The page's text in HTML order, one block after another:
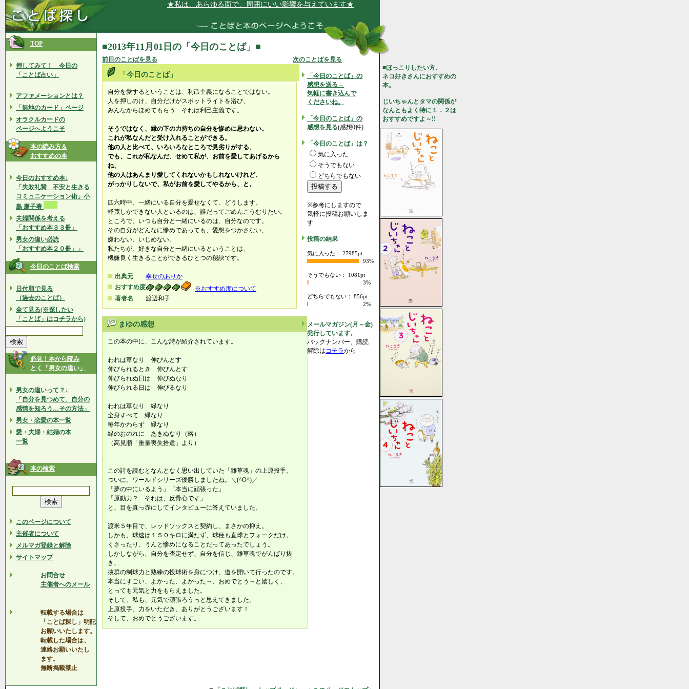
★私は、あらゆる面で、周囲にいい影響を与えています★
TOP
押してみて！ 今日の
「ことば占い」
アファメーションとは？
「無地のカード」ページ
オラクルカードの
ページへようこそ
本の読み方＆
おすすめの本
今日のおすすめ本↓
「失敗礼賛 不安と生きる
コミュニケーション術」小
島 慶子著
夫婦関係を考える
「おすすめ本３３冊」
男女の違い必読
「おすすめ本２０冊」」
今日のことば検索
日付順で見る
（過去のことば）
全て見る(※探したい
「ことば」はコチラから)
必見！本から読み
とく「男女の違い」
男女の違いって？↓
「自分を見つめて、自分の
感情を知ろう…その方法」
男女・恋愛の本一覧
愛・夫婦・結婚の本
一覧
本の検索
このページについて
主催者について
メルマガ登録と解除
サイトマップ
お問合せ
主催者へのメール
転載する場合は
「ことば探し」明記
お願いいたします。
転載した場合は、
連絡お願いいたし
ます。
無断掲載禁止
■2013年11月01日の「今日のことば」■
前日のことばを見る 次のことばを見る
「今日のことば」
自分を愛するということは、利己主義になることではない。
人を押しのけ、自分だけがスポットライトを浴び、
みんなからほめてもらう…それは利己主義です。
そうではなく、縁の下の力持ちの自分を惨めに思わない。
これが私なんだと受け入れることができる。
他の人と比べて、いろいろなところで見劣りがする、
でも、これが私なんだ、せめて私が、お前を愛してあげるから
ね、
他の人はあんまり愛してくれないかもしれないけれど、
がっかりしないで、私がお前を愛してやるから、と。
四六時中、一緒にいる自分を愛せなくて、どうします。
軽蔑しかできない人といるのは、誰だってごめんこうむりたい。
ところで、いつも自分と一緒にいるのは、自分なのです。
その自分がどんなに惨めであっても、愛想をつかさない、
嫌わない、いじめない。
私たちが、好きな自分と一緒にいるということは、
機嫌良く生きることができるひとつの秘訣です。
出典元
幸せのありか
おすすめ度
※おすすめ度について
著者名
渡辺和子
まゆの感想
この本の中に、こんな詩が紹介されています。
われは草なり 伸びんとす
伸びられるとき 伸びんとす
伸びられぬ日は 伸びぬなり
伸びられる日は 伸びるなり
われは草なり 緑なり
全身すべて 緑なり
毎年かわらず 緑なり
緑のおのれに あきぬなり（略）
（高見順「重量喪失拾遺」より）
この詩を読むとなんとなく思い出していた「雑草魂」の上原投手。
ついに、ワールドシリーズ優勝しましたね。＼(^O^)／
「夢の中にいるよう」「本当に頑張った」
「原動力？ それは、反骨心です」
と、目を真っ赤にしてインタビューに答えていました。
渡米５年目で、レッドソックスと契約し、まさかの抑え。
しかも、球速は１５０キロに満たず、球種も直球とフォークだけ。
くさったり、うんと惨めになることだってあったでしょう。
しかしながら、自分を否定せず、自分を信じ、雑草魂でがんばり抜
き、
抜群の制球力と熟練の投球術を身につけ、道を開いて行ったのです。
本当にすごい、よかった、よかった～、おめでとう～と嬉しく、
とっても元気と力をもらえました。
そして、私も、元気で頑張ろうっと思えてきました。
上原投手、力をいただき、ありがとうございます！
そして、おめでとうございます。
「今日のことば」の
感想を送る→
気軽に書き込んで
くださいね。
「今日のことば」の
感想を見る(感想0件)
「今日のことば」は？
気に入った
そうでもない
どちらでもない
※参考にしますので
気軽に投稿お願いしま
す
投稿の結果
気に入った： 27985pt
93%
そうでもない： 1081pt
3%
どちらでもない： 856pt
2%
メールマガジン(月～金)
発行しています。
バックナンバー、購読
解除はコチラから
■ほっこりしたい方、
ネコ好きさんにおすすめの
本。
じいちゃんとタマの関係が
なんともよく特に１．２は
おすすめですよ～!!